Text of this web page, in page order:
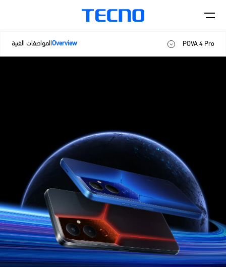
PHANTOM
CAMON
POVA
SPARK
Smart-Wearable
Smart-Audio
الدعم
POVA 4 Pro
Overviewالمواصفات الفنية